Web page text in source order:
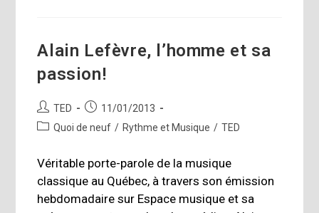
Alain Lefèvre, l’homme et sa
passion!
Auteur/autrice
de
TED
Publication
publiée :
11/01/2013
PostQuoi de neuf / Rythme et Musique / TED
Véritable porte-parole de la musique
classique au Québec, à travers son émission
hebdomadaire sur Espace musique et sa